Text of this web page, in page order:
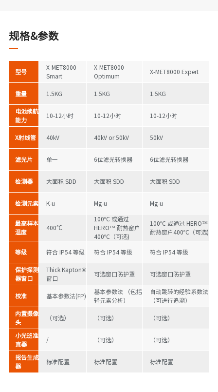
规格&参数
型号
X-MET8000
Smart
X-MET8000
Optimum
X-MET8000 Expert
重量 1.5KG 1.5KG 1.5KG
电池续航
能力
10-12小时 10-12小时 10-12小时
X射线管 40kV 40kV or 50kV 50kV
滤光片 单一 6位滤光转换器 6位滤光转换器
检测器 大面积 SDD 大面积 SDD 大面积 SDD
检测元素 K-u Mg-u Mg-u
最高样本
温度
400℃
100ºC 或通过
HERO™ 耐热窗户
400ºC（可选)
100ºC 或通过 HERO™
耐热窗户400ºC（可选)
等级 符合 IP54 等级 符合 IP54 等级 符合 IP54 等级
保护探测
器窗口
Thick Kapton®
窗口
可选窗口防护罩 可选窗口防护罩
校准 基本参数法(FP)
基本参数法 （包括
轻元素分析）
自动跳转的经验系数法
（可进行追溯）
内置摄像
头
（可选） （可选） （可选）
小光班准
直器
/ （可选） （可选）
报告生成
器
标准配置 标准配置 标准配置